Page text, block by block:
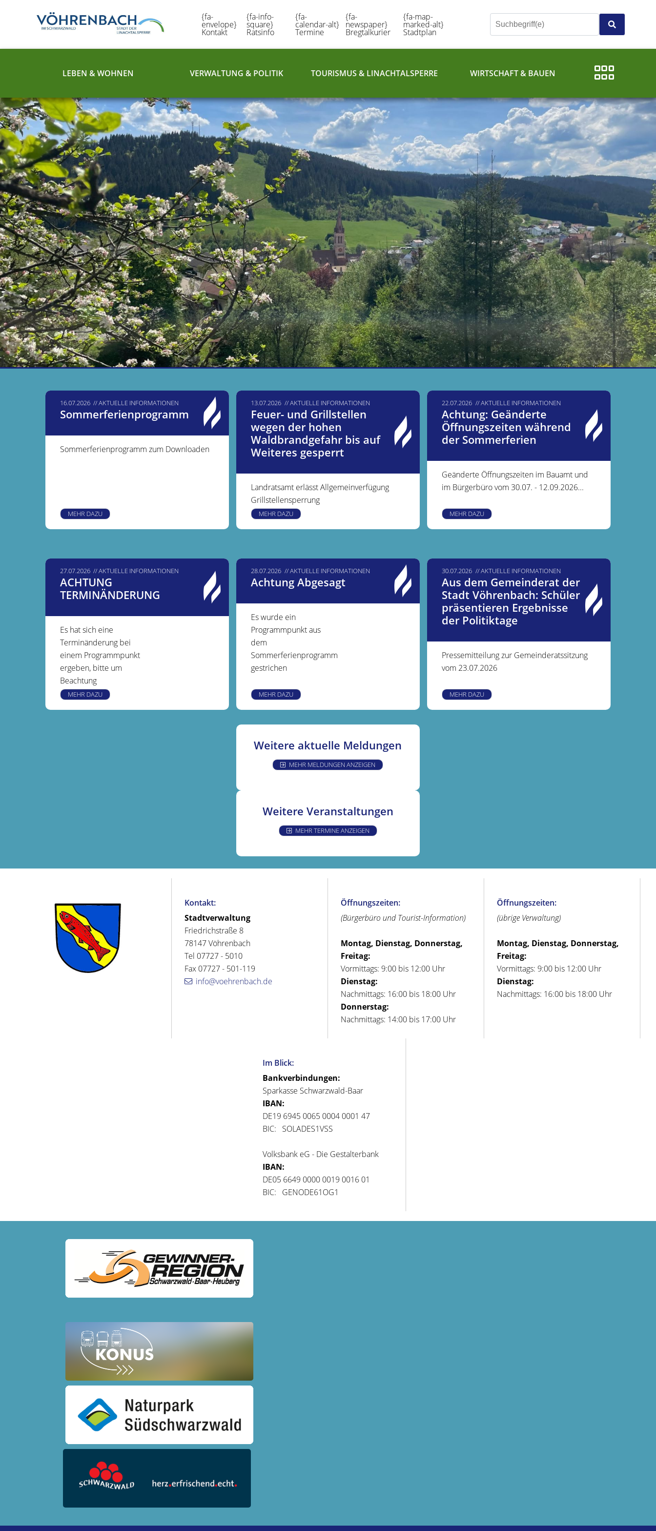
{fa-
envelope}
Kontakt
{fa-info-
square}
Ratsinfo
{fa-
calendar-alt}
Termine
{fa-
newspaper}
Bregtalkurier
{fa-map-
marked-alt}
Stadtplan
LEBEN & WOHNEN VERWALTUNG & POLITIK TOURISMUS & LINACHTALSPERRE WIRTSCHAFT & BAUEN
AKTUELLE INFORMATIONEN
16.07.2026
Sommerferienprogramm
Sommerferienprogramm zum Downloaden
MEHR DAZU
AKTUELLE INFORMATIONEN
13.07.2026
Feuer- und Grillstellen
wegen der hohen
Waldbrandgefahr bis auf
Weiteres gesperrt
Landratsamt erlässt Allgemeinverfügung
Grillstellensperrung
MEHR DAZU
AKTUELLE INFORMATIONEN
22.07.2026
Achtung: Geänderte
Öffnungszeiten während
der Sommerferien
Geänderte Öffnungszeiten im Bauamt und
im Bürgerbüro vom 30.07. - 12.09.2026...
MEHR DAZU
AKTUELLE INFORMATIONEN
27.07.2026
ACHTUNG
TERMINÄNDERUNG
Es hat sich eine
Terminänderung bei
einem Programmpunkt
ergeben, bitte um
Beachtung
MEHR DAZU
AKTUELLE INFORMATIONEN
28.07.2026
Achtung Abgesagt
Es wurde ein
Programmpunkt aus
dem
Sommerferienprogramm
gestrichen
MEHR DAZU
AKTUELLE INFORMATIONEN
30.07.2026
Aus dem Gemeinderat der
Stadt Vöhrenbach: Schüler
präsentieren Ergebnisse
der Politiktage
Pressemitteilung zur Gemeinderatssitzung
vom 23.07.2026
MEHR DAZU
Weitere aktuelle Meldungen
MEHR MELDUNGEN ANZEIGEN
Weitere Veranstaltungen
MEHR TERMINE ANZEIGEN
Kontakt:
Stadtverwaltung
Friedrichstraße 8
78147 Vöhrenbach
Tel 07727 - 5010
Fax 07727 - 501-119
info@voehrenbach.de
Öffnungszeiten:
(Bürgerbüro und Tourist-Information)
Montag, Dienstag, Donnerstag,
Freitag:
Vormittags: 9:00 bis 12:00 Uhr
Dienstag:
Nachmittags: 16:00 bis 18:00 Uhr
Donnerstag:
Nachmittags: 14:00 bis 17:00 Uhr
Öffnungszeiten:
(übrige Verwaltung)
Montag, Dienstag, Donnerstag,
Freitag:
Vormittags: 9:00 bis 12:00 Uhr
Dienstag:
Nachmittags: 16:00 bis 18:00 Uhr
Im Blick:
Bankverbindungen:
Sparkasse Schwarzwald-Baar
IBAN:
DE19 6945 0065 0004 0001 47
BIC: SOLADES1VSS
Volksbank eG - Die Gestalterbank
IBAN:
DE05 6649 0000 0019 0016 01
BIC: GENODE61OG1